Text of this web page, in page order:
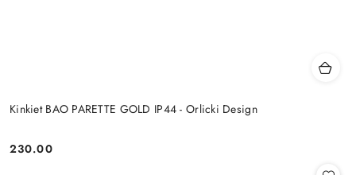
Kinkiet BAO PARETTE GOLD IP44 - Orlicki Design
Cena:
230.00